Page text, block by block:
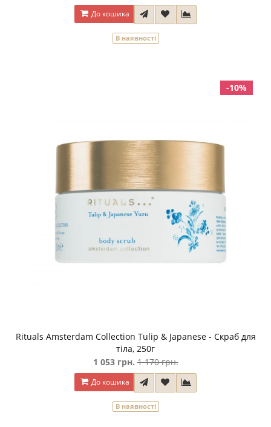
До кошика
В наявності
-10%
Rituals Amsterdam Collection Tulip & Japanese - Скраб для
тіла, 250г
1 053 грн. 1 170 грн.
До кошика
В наявності